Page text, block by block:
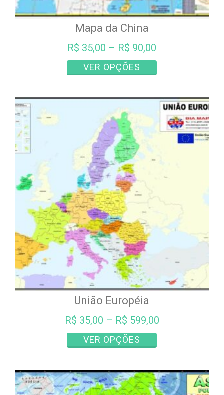
Mapa da China
R$ 35,00 – R$ 90,00
VER OPÇÕES
produto
várias
variantes.
As
opções
produto
União Européia
R$ 35,00 – R$ 599,00
VER OPÇÕES
produto
várias
variantes.